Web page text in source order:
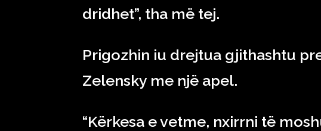
dridhet”, tha më tej.
Prigozhin iu drejtua gjithashtu
Zelensky me një apel.
“Kërkesa e vetme, nxirrni të